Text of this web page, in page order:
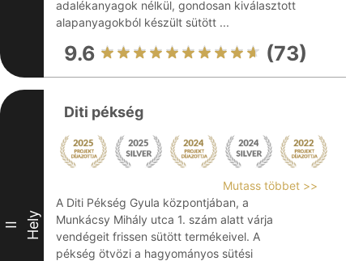
adalékanyagok nélkül, gondosan kiválasztott
alapanyagokból készült sütött ...
9.6 (73)
II Hely
Diti pékség
Mutass többet >>
A Diti Pékség Gyula központjában, a
Munkácsy Mihály utca 1. szám alatt várja
vendégeit frissen sütött termékeivel. A
pékség ötvözi a hagyományos sütési